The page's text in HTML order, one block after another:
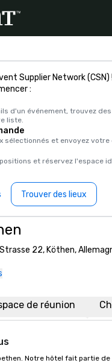
Supplier Network (CSN)
:
d'un événement, trouvez
liste.
sélectionnés et envoyez votre
et réservez l'espace
Trouver des lieux
22, Köthen,
de réunion
Notre hôtel fait partie